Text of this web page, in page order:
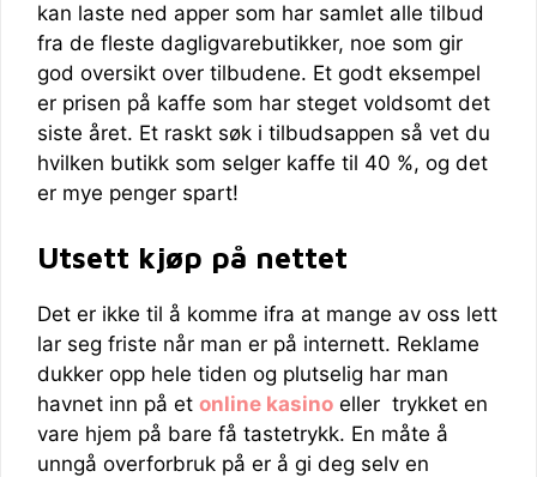
kan laste ned apper som har samlet alle tilbud
fra de fleste dagligvarebutikker, noe som gir
god oversikt over tilbudene. Et godt eksempel
er prisen på kaffe som har steget voldsomt det
siste året. Et raskt søk i tilbudsappen så vet du
hvilken butikk som selger kaffe til 40 %, og det
er mye penger spart!
Utsett kjøp på nettet
Det er ikke til å komme ifra at mange av oss lett
lar seg friste når man er på internett. Reklame
dukker opp hele tiden og plutselig har man
havnet inn på et online kasino eller trykket en
vare hjem på bare få tastetrykk. En måte å
unngå overforbruk på er å gi deg selv en